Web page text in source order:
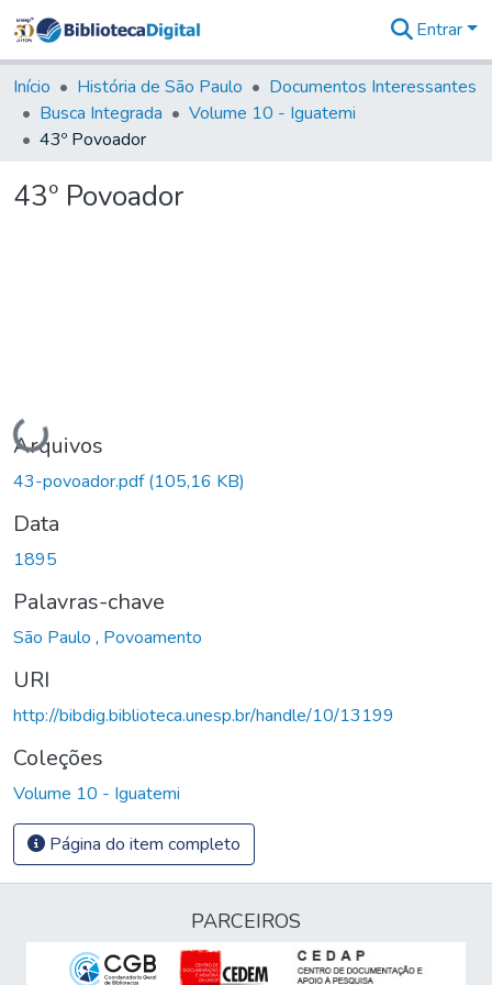
&
Coleções
Tudo na
Entrar
Início História de São Paulo
Documentos Interessantes
Busca Integrada
Volume 10 - Iguatemi
43º Povoador
43º Povoador
Carregando...
Arquivos
43-povoador.pdf(105,16 KB)
Data
1895
Palavras-chave
São Paulo , Povoamento
URI
http://bibdig.biblioteca.unesp.br/handle/10/13199
Coleções
Volume 10 - Iguatemi
Página do item completo
PARCEIROS